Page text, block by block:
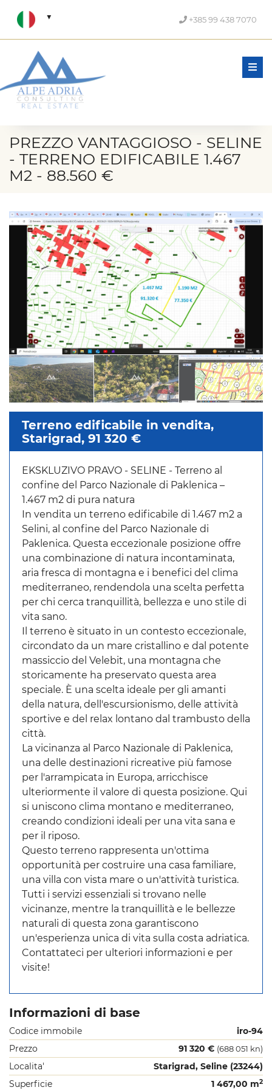
+385 99 438 7070
PREZZO VANTAGGIOSO - SELINE
- TERRENO EDIFICABILE 1.467
M2 - 88.560 €
Terreno edificabile in vendita,
Starigrad, 91 320 €
EKSKLUZIVO PRAVO - SELINE - Terreno al
confine del Parco Nazionale di Paklenica –
1.467 m2 di pura natura
In vendita un terreno edificabile di 1.467 m2 a
Selini, al confine del Parco Nazionale di
Paklenica. Questa eccezionale posizione offre
una combinazione di natura incontaminata,
aria fresca di montagna e i benefici del clima
mediterraneo, rendendola una scelta perfetta
per chi cerca tranquillità, bellezza e uno stile di
vita sano.
Il terreno è situato in un contesto eccezionale,
circondato da un mare cristallino e dal potente
massiccio del Velebit, una montagna che
storicamente ha preservato questa area
speciale. È una scelta ideale per gli amanti
della natura, dell'escursionismo, delle attività
sportive e del relax lontano dal trambusto della
città.
La vicinanza al Parco Nazionale di Paklenica,
una delle destinazioni ricreative più famose
per l'arrampicata in Europa, arricchisce
ulteriormente il valore di questa posizione. Qui
si uniscono clima montano e mediterraneo,
creando condizioni ideali per una vita sana e
per il riposo.
Questo terreno rappresenta un'ottima
opportunità per costruire una casa familiare,
una villa con vista mare o un'attività turistica.
Tutti i servizi essenziali si trovano nelle
vicinanze, mentre la tranquillità e le bellezze
naturali di questa zona garantiscono
un'esperienza unica di vita sulla costa adriatica.
Contattateci per ulteriori informazioni e per
visite!
Informazioni di base
Codice immobile
iro-94
Prezzo
91 320 € (688 051 kn)
Localita'
Starigrad, Seline (23244)
Superficie
1 467,00 m2